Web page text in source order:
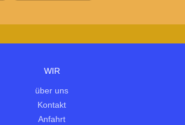
WIR
über uns
Kontakt
Anfahrt